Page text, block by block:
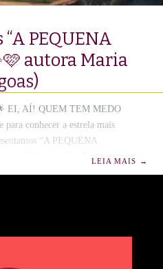
PEQUENA
autora Maria
EI, AÍ! QUEM TEM MEDO
conhecer a estrela mais
“A PEQUENA
diferente: ela não éLEIA MAIS →